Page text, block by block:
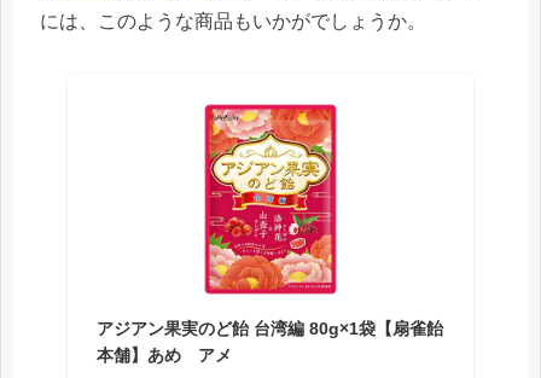
には、このような商品もいかがでしょうか。
アジアン果実のど飴 台湾編 80g×1袋【扇雀飴
本舗】あめ アメ